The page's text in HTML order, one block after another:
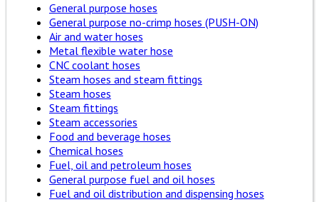
General purpose hoses
General purpose no-crimp hoses (PUSH-ON)
Air and water hoses
Metal flexible water hose
CNC coolant hoses
Steam hoses and steam fittings
Steam hoses
Steam fittings
Steam accessories
Food and beverage hoses
Chemical hoses
Fuel, oil and petroleum hoses
General purpose fuel and oil hoses
Fuel and oil distribution and dispensing hoses